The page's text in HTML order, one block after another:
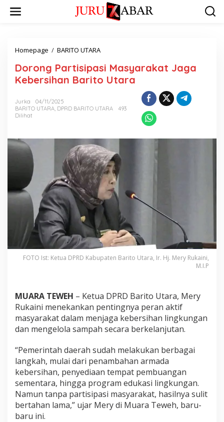
Homepage / BARITO UTARA
Dorong Partisipasi Masyarakat Jaga
Kebersihan Barito Utara
Jurka
04/11/2025
BARITO UTARA, DPRD BARITO UTARA
493
Dilihat
FOTO Ist: Ketua DPRD Kabupaten Barito Utara, Ir. Hj. Mery Rukaini,
M.I.P
MUARA TEWEH – Ketua DPRD Barito Utara, Mery
Rukaini menekankan pentingnya peran aktif
masyarakat dalam menjaga kebersihan lingkungan
dan mengelola sampah secara berkelanjutan.
“Pemerintah daerah sudah melakukan berbagai
langkah, mulai dari penambahan armada
kebersihan, penyediaan tempat pembuangan
sementara, hingga program edukasi lingkungan.
Namun tanpa partisipasi masyarakat, hasilnya sulit
bertahan lama,” ujar Mery di Muara Teweh, baru-
baru ini.